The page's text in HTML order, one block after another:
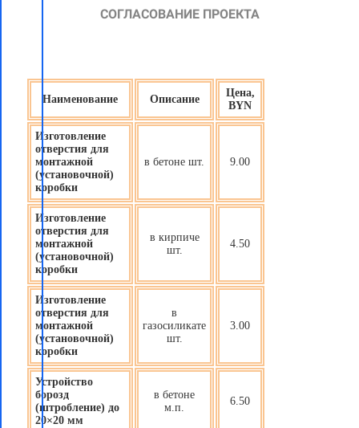
СОГЛАСОВАНИЕ ПРОЕКТА
Наименование Описание
Цена,
BYN
Изготовление
отверстия для
монтажной
(установочной)
коробки
в бетоне шт. 9.00
Изготовление
отверстия для
монтажной
(установочной)
коробки
в кирпиче
шт.
4.50
Изготовление
отверстия для
монтажной
(установочной)
коробки
в
газосиликате
шт.
3.00
Устройство
борозд
(штробление) до
20×20 мм
в бетоне
м.п.
6.50